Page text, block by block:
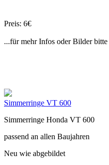
Preis: 6€
...für mehr Infos oder Bilder bitte
Simmerringe VT 600
Simmerringe Honda VT 600
passend an allen Baujahren
Neu wie abgebildet